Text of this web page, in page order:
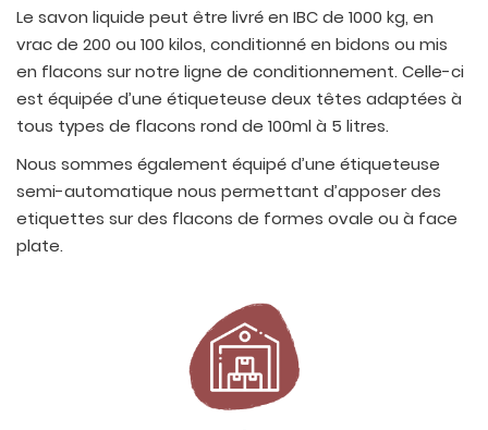
Le savon liquide peut être livré en IBC de 1000 kg, en
vrac de 200 ou 100 kilos, conditionné en bidons ou mis
en flacons sur notre ligne de conditionnement. Celle-ci
est équipée d’une étiqueteuse deux têtes adaptées à
tous types de flacons rond de 100ml à 5 litres.
Nous sommes également équipé d’une étiqueteuse
semi-automatique nous permettant d’apposer des
etiquettes sur des flacons de formes ovale ou à face
plate.